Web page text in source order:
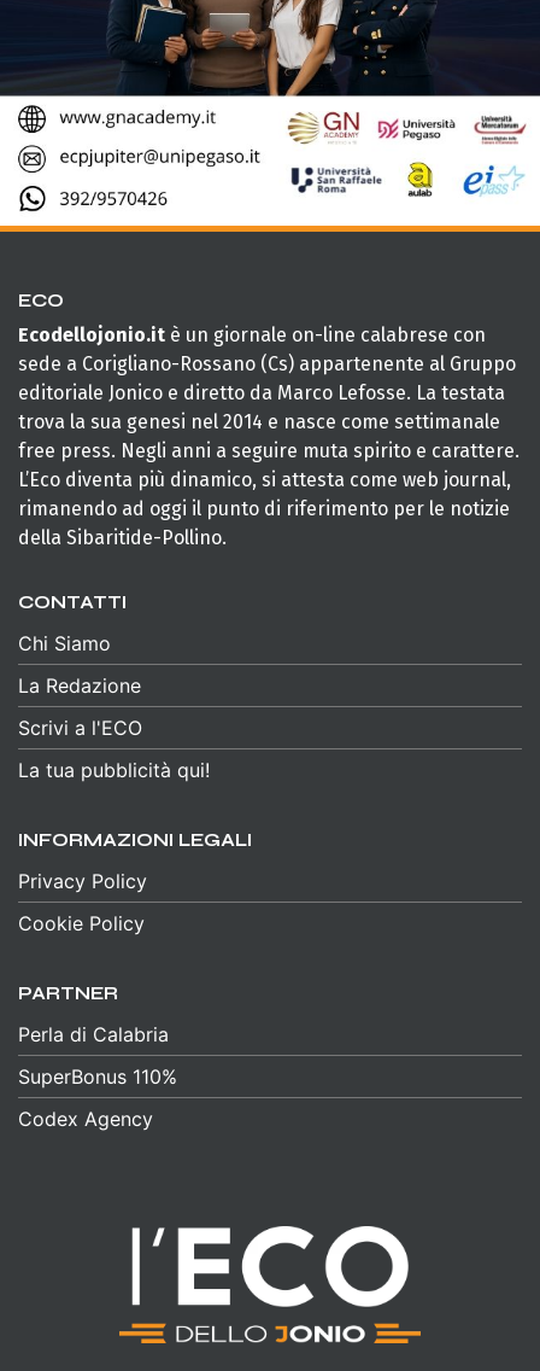
ECO
Ecodellojonio.it è un giornale on-line calabrese con
sede a Corigliano-Rossano (Cs) appartenente al Gruppo
editoriale Jonico e diretto da Marco Lefosse. La testata
trova la sua genesi nel 2014 e nasce come settimanale
free press. Negli anni a seguire muta spirito e carattere.
L’Eco diventa più dinamico, si attesta come web journal,
rimanendo ad oggi il punto di riferimento per le notizie
della Sibaritide-Pollino.
CONTATTI
Chi Siamo
La Redazione
Scrivi a l'ECO
La tua pubblicità qui!
INFORMAZIONI LEGALI
Privacy Policy
Cookie Policy
PARTNER
Perla di Calabria
SuperBonus 110%
Codex Agency